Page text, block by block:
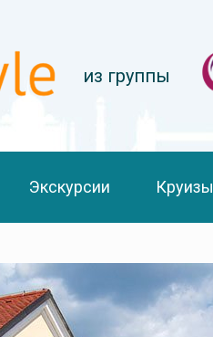
из группы
Экскурсии Круизы